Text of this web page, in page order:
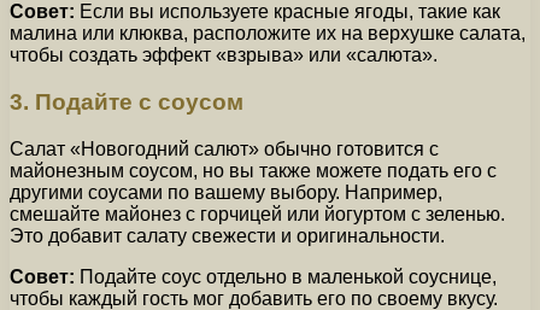
Совет: Если вы используете красные ягоды, такие как
малина или клюква, расположите их на верхушке салата,
чтобы создать эффект «взрыва» или «салюта».
3. Подайте с соусом
Салат «Новогодний салют» обычно готовится с
майонезным соусом, но вы также можете подать его с
другими соусами по вашему выбору. Например,
смешайте майонез с горчицей или йогуртом с зеленью.
Это добавит салату свежести и оригинальности.
Совет: Подайте соус отдельно в маленькой соуснице,
чтобы каждый гость мог добавить его по своему вкусу.